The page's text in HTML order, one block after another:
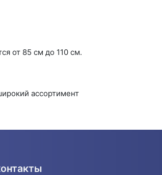
от 85 см до 110 см.
ассортимент